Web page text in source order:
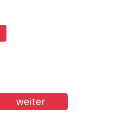
weiter